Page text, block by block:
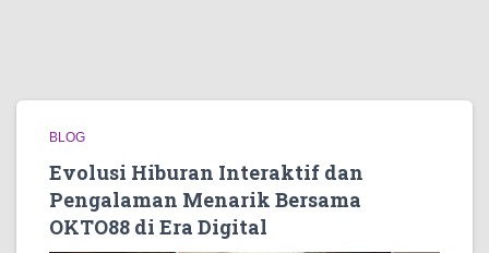
BLOG
Evolusi Hiburan Interaktif dan
Pengalaman Menarik Bersama
OKTO88 di Era Digital